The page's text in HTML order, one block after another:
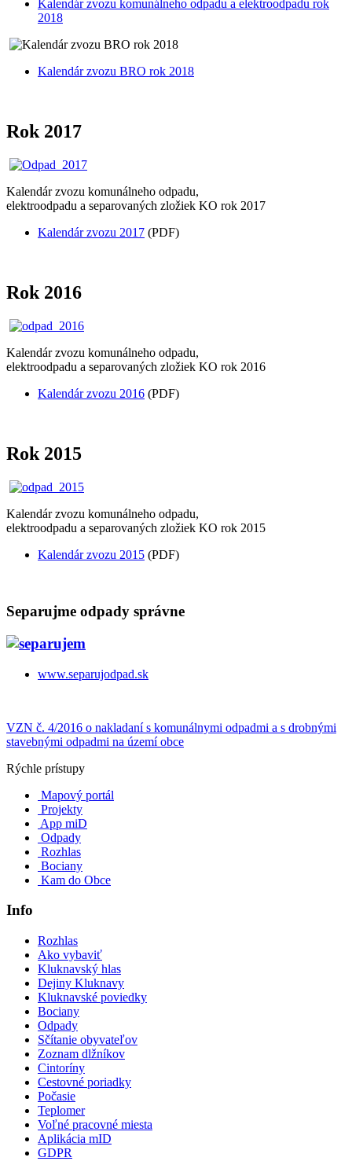
Kalendár zvozu komunálneho odpadu a elektroodpadu rok
2018
Kalendár zvozu BRO rok 2018
Rok 2017
Kalendár zvozu komunálneho odpadu,
elektroodpadu a separovaných zložiek KO rok 2017
Kalendár zvozu 2017 (PDF)
Rok 2016
Kalendár zvozu komunálneho odpadu,
elektroodpadu a separovaných zložiek KO rok 2016
Kalendár zvozu 2016 (PDF)
Rok 2015
Kalendár zvozu komunálneho odpadu,
elektroodpadu a separovaných zložiek KO rok 2015
Kalendár zvozu 2015 (PDF)
Separujme odpady správne
www.separujodpad.sk
VZN č. 4/2016 o nakladaní s komunálnymi odpadmi a s drobnými
stavebnými odpadmi na území obce
Rýchle prístupy
Mapový portál
Projekty
App miD
Odpady
Rozhlas
Bociany
Kam do Obce
Info
Rozhlas
Ako vybaviť
Kluknavský hlas
Dejiny Kluknavy
Kluknavské poviedky
Bociany
Odpady
Sčítanie obyvateľov
Zoznam dlžníkov
Cintoríny
Cestovné poriadky
Počasie
Teplomer
Voľné pracovné miesta
Aplikácia mID
GDPR